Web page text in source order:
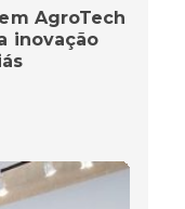
AgroTech
inovação